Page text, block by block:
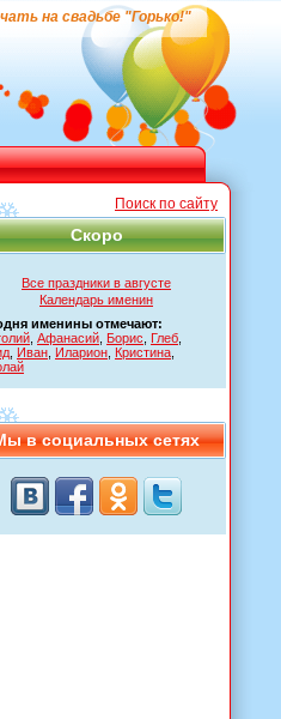
на свадьбе "Горько!"
Поиск по сайту
Скоро
Все праздники в августе
Календарь именин
именины отмечают:
Афанасий Борис Глеб
Иван Иларион Кристина
в социальных сетях